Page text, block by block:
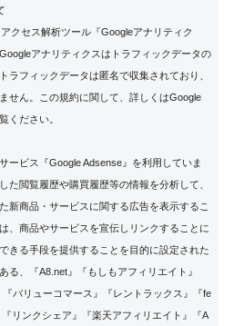
クセス解析ツール『Googleアナリティク
アナリティクスはトラフィックデータの
ラフィックデータは匿名で収集されており、
せん。この規約に関して、詳しくはGoogle
ください。
ービス『Google Adsense』を利用していま
た閲覧履歴や購買履歴等の情報を分析して、
新商品・サービスに関する広告を表示するこ
、商品やサービスを宣伝しリンクすることに
きる手段を提供することを目的に設定された
る、『A8.net』『もしもアフィリエイト』
『バリューコマース』『レントラックス』『fe
リンクシェア』『楽天アフィリエイト』『A